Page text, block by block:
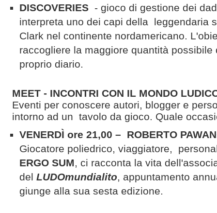
DISCOVERIES - gioco di gestione dei
interpreta uno dei capi della leggendaria
Clark nel continente nordamericano.
raccogliere la maggiore quantità possibile
proprio diario.
MEET - INCONTRI CON IL MONDO
Eventi per conoscere autori, blogger e
intorno ad un tavolo da gioco. Quale
VENERDÌ ore 21,00 – ROBERTO
Giocatore poliedrico, viaggiatore,
ERGO SUM, ci racconta la vita
del LUDOmundialito, appuntamento
giunge alla sua sesta edizione.